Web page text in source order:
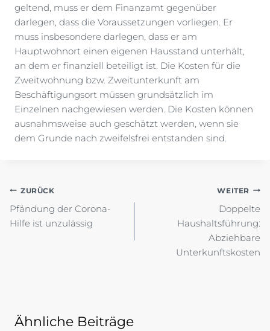
geltend, muss er dem Finanzamt gegenüber
darlegen, dass die Voraussetzungen vorliegen. Er
muss insbesondere darlegen, dass er am
Hauptwohnort einen eigenen Hausstand unterhält,
an dem er finanziell beteiligt ist. Die Kosten für die
Zweitwohnung bzw. Zweitunterkunft am
Beschäftigungsort müssen grundsätzlich im
Einzelnen nachgewiesen werden. Die Kosten können
ausnahmsweise auch geschätzt werden, wenn sie
dem Grunde nach zweifelsfrei entstanden sind.
Beitragsnavigation
ZURÜCK
Pfändung der Corona-
Hilfe ist unzulässig
WEITER
Doppelte
Haushaltsführung:
Abziehbare
Unterkunftskosten
Ähnliche Beiträge